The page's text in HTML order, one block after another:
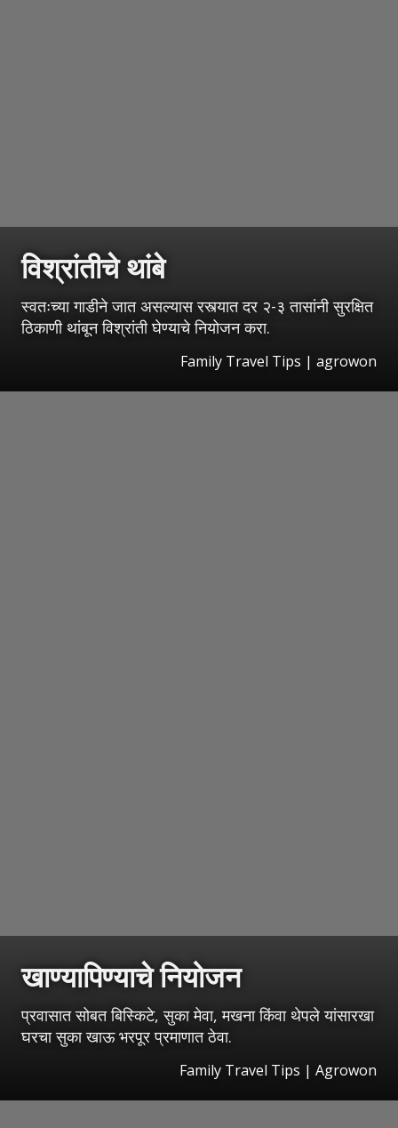
विश्रांतीचे थांबे
स्वतःच्या गाडीने जात असल्यास रस्त्यात दर २-३ तासांनी सुरक्षित
ठिकाणी थांबून विश्रांती घेण्याचे नियोजन करा.
Family Travel Tips | agrowon
खाण्यापिण्याचे नियोजन
प्रवासात सोबत बिस्किटे, सुका मेवा, मखना किंवा थेपले यांसारखा
घरचा सुका खाऊ भरपूर प्रमाणात ठेवा.
Family Travel Tips | Agrowon